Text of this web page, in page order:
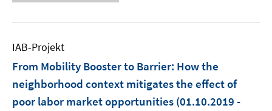
IAB-Projekt
From Mobility Booster to Barrier: How the
neighborhood context mitigates the effect of
poor labor market opportunities (01.10.2019 -